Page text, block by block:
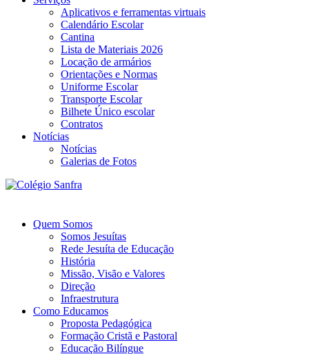
Aplicativos e ferramentas virtuais
Calendário Escolar
Cantina
Lista de Materiais 2026
Locação de armários
Orientações e Normas
Uniforme Escolar
Transporte Escolar
Bilhete Único escolar
Contratos
Notícias
Notícias
Galerias de Fotos
Quem Somos
Somos Jesuítas
Rede Jesuíta de Educação
História
Missão, Visão e Valores
Direção
Infraestrutura
Como Educamos
Proposta Pedagógica
Formação Cristã e Pastoral
Educação Bilíngue